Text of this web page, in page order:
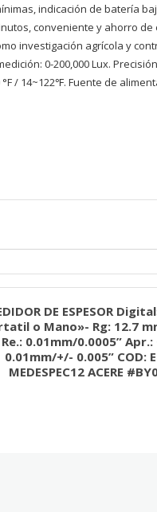
indicación de batería
conveniente y ahorro
investigación agrícola y
0-200,000 Lux.
/ 14~122℉. Fuente de
DE ESPESOR
o Mano»- Rg: 12.7
Re.: 0.01mm/0.0005” Apr.:
0.01mm/+/- 0.005” COD:
MEDESPEC12 ACERE